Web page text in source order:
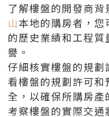
了解樓盤的開發商
山本地的購房者，您
的歷史業績和工程
譽。
仔細核實樓盤的規
看樓盤的規劃許可
全，以確保所購房產
考察樓盤的實際交